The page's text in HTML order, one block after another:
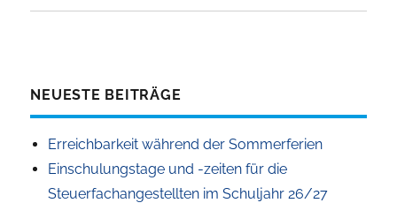
NEUESTE BEITRÄGE
Erreichbarkeit während der Sommerferien
Einschulungstage und -zeiten für die
Steuerfachangestellten im Schuljahr 26/27